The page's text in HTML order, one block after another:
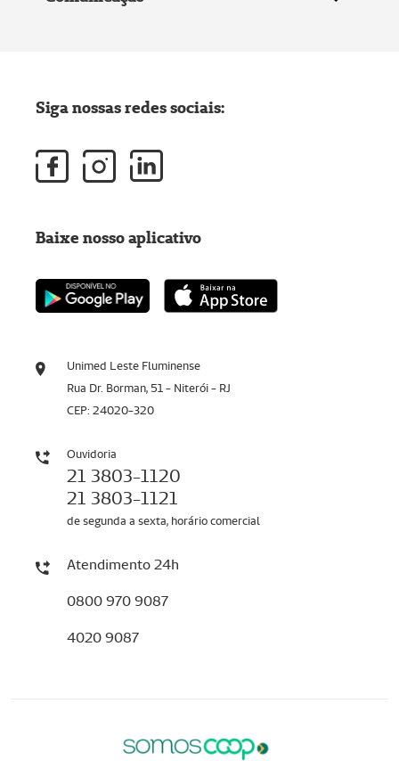
Unimed Leste Fluminense
Rua Dr. Borman, 51 - Niterói - RJ
CEP: 24020-320
Ouvidoria
21 3803-1120
21 3803-1121
de segunda a sexta, horário comercial
Atendimento 24h
0800 970 9087
4020 9087
Siga nossas redes sociais:
Baixe nosso aplicativo